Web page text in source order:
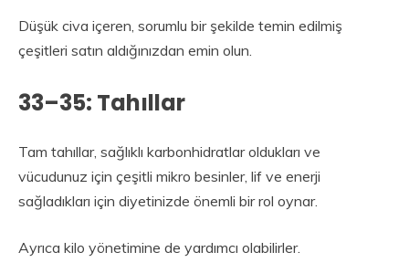
Düşük civa içeren, sorumlu bir şekilde temin edilmiş
çeşitleri satın aldığınızdan emin olun.
33–35: Tahıllar
Tam tahıllar, sağlıklı karbonhidratlar oldukları ve
vücudunuz için çeşitli mikro besinler, lif ve enerji
sağladıkları için diyetinizde önemli bir rol oynar.
Ayrıca kilo yönetimine de yardımcı olabilirler.